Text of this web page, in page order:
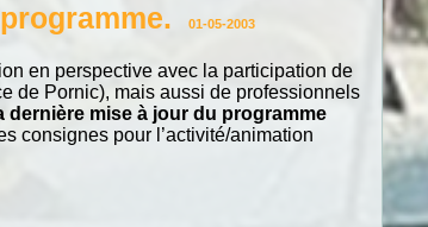
01-05-2003
en perspective avec la participation de
de Pornic), mais aussi de professionnels
dernière mise à jour du programme
consignes pour l’activité/animation